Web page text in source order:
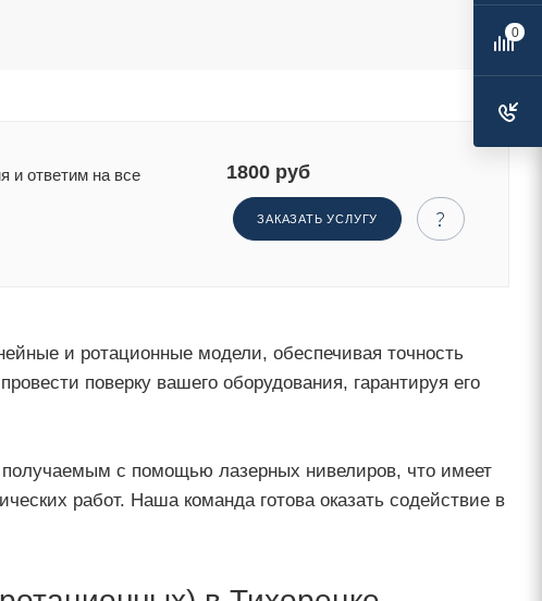
и ответим на все
1800 руб
ЗАКАЗАТЬ УСЛУГУ
и ротационные модели, обеспечивая точность
поверку вашего оборудования, гарантируя его
с помощью лазерных нивелиров, что имеет
работ. Наша команда готова оказать содействие в
0